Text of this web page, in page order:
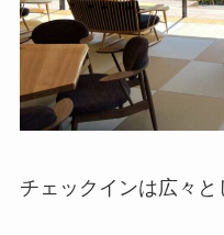
チェックインは広々と